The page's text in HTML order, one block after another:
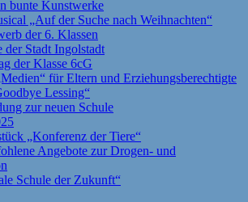
bunte Kunstwerke
„Auf der Suche nach Weihnachten“
der 6. Klassen
der Stadt Ingolstadt
der Klasse 6cG
für Eltern und Erziehungsberechtigte
Lessing“
zur neuen Schule
„Konferenz der Tiere“
Angebote zur Drogen- und
Schule der Zukunft“